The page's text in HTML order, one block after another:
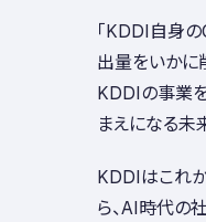
「KDDI自身
出量をいかに
KDDIの事業
まえになる未
KDDIはこれ
ら、AI時代の